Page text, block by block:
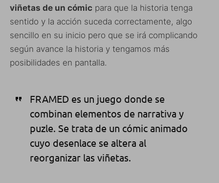
viñetas de un cómic para que la historia tenga
sentido y la acción suceda correctamente, algo
sencillo en su inicio pero que se irá complicando
según avance la historia y tengamos más
posibilidades en pantalla.
FRAMED es un juego donde se
combinan elementos de narrativa y
puzle. Se trata de un cómic animado
cuyo desenlace se altera al
reorganizar las viñetas.